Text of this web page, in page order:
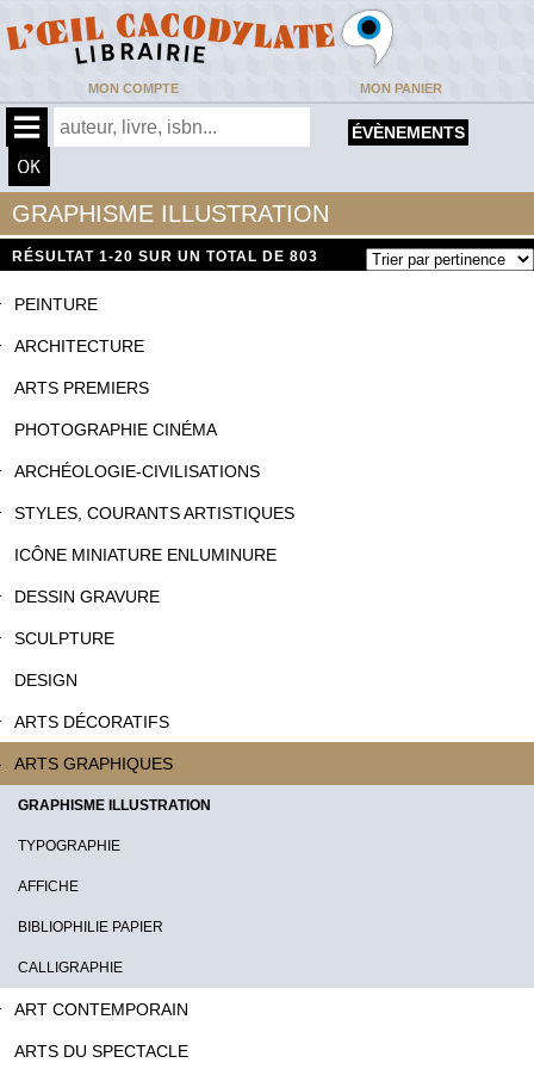
MON COMPTE MON PANIER
ÉVÈNEMENTS
GRAPHISME ILLUSTRATION
RÉSULTAT 1-20 SUR UN TOTAL DE 803
PEINTURE
ARCHITECTURE
ARTS PREMIERS
PHOTOGRAPHIE CINÉMA
ARCHÉOLOGIE-CIVILISATIONS
STYLES, COURANTS ARTISTIQUES
ICÔNE MINIATURE ENLUMINURE
DESSIN GRAVURE
SCULPTURE
DESIGN
ARTS DÉCORATIFS
ARTS GRAPHIQUES
GRAPHISME ILLUSTRATION
TYPOGRAPHIE
AFFICHE
BIBLIOPHILIE PAPIER
CALLIGRAPHIE
ART CONTEMPORAIN
ARTS DU SPECTACLE